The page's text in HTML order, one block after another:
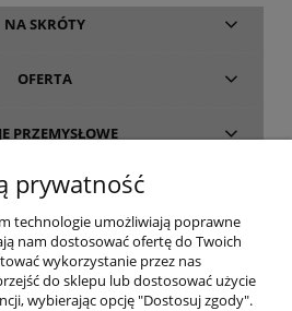
NA SKRÓTY
OFERTA
PRZEMYSŁOWE
INFORMACJE
O FIRMIE
prywatność
technologie umożliwiają poprawne
nam dostosować ofertę do Twoich
wykorzystanie przez nas
do sklepu lub dostosować użycie
wybierając opcję "Dostosuj zgody".